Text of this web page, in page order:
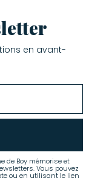
en avant-
de Boy mémorise et
Vous pouvez
ou en utilisant le lien